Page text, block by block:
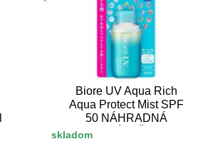
Biore UV Aqua Rich
Aqua Protect Mist SPF
50 NÁHRADNÁ
skladom